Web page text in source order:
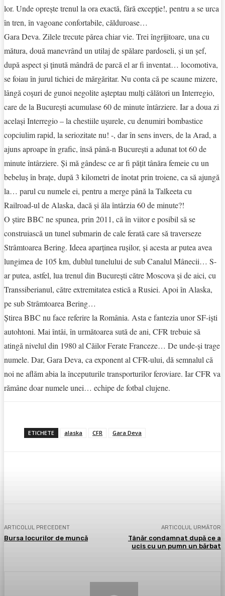
lor. Unde oprește trenul la ora exactă, fără excepție!, pentru a se urca
în tren, în vagoane confortabile, călduroase…
Gara Deva. Zilele trecute părea chiar vie. Trei îngrijitoare, una cu
mătura, două manevrând un utilaj de spălare pardoseli, și un șef,
după aspect și ținută mândră de parcă el ar fi inventat… locomotiva,
se foiau în jurul tichiei de mărgăritar. Nu conta că pe scaune mizere,
lângă coșuri de gunoi negolite așteptau mulți călători un Interregio,
care de la București acumulase 60 de minute întârziere. Iar a doua zi
același Interregio – la chestiile ușurele, cu denumiri bombastice
copciulim rapid, la seriozitate nu! -, dar în sens invers, de la Arad, a
ajuns aproape în grafic, însă până-n București a adunat tot 60 de
minute întârziere. Și mă gândesc ce ar fi pățit tânăra femeie cu un
bebeluș în brațe, după 3 kilometri de înotat prin troiene, ca să ajungă
la… parul cu numele ei, pentru a merge până la Talkeeta cu
Railroad-ul de Alaska, dacă și ăla întârzia 60 de minute?!
O ştire BBC ne spunea, prin 2011, că în viitor e posibil să se
construiască un tunel submarin de cale ferată care să traverseze
Strâmtoarea Bering. Ideea aparţinea ruşilor, şi acesta ar putea avea
lungimea de 105 km, dublul tunelului de sub Canalul Mânecii… S-
ar putea, astfel, lua trenul din Bucureşti către Moscova și de aici, cu
Transsiberianul, către extremitatea estică a Rusiei. Apoi în Alaska,
pe sub Strâmtoarea Bering…
Știrea BBC nu face referire la România. Asta e fantezia unor SF-iști
autohtoni. Mai întâi, în următoarea sută de ani, CFR trebuie să
atingă nivelul din 1980 al Căilor Ferate Franceze… De unde-și trage
numele. Dar, Gara Deva, ca exponent al CFR-ului, dă semnalul că
noi ne aflăm abia la începuturile transporturilor feroviare. Iar CFR va
rămâne doar numele unei… echipe de fotbal clujene.
ETICHETE alaska CFR Gara Deva
ARTICOLUL PRECEDENT
Bursa locurilor de muncă
ARTICOLUL URMĂTOR
Tânăr condamnat după ce a
ucis cu un pumn un bărbat